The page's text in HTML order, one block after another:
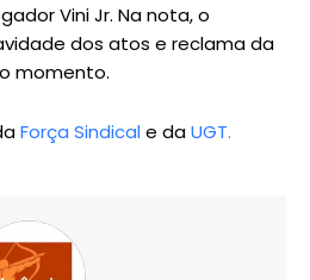
Vini Jr. Na nota, o
dos atos e reclama da
momento.
Força Sindicale daUGT.